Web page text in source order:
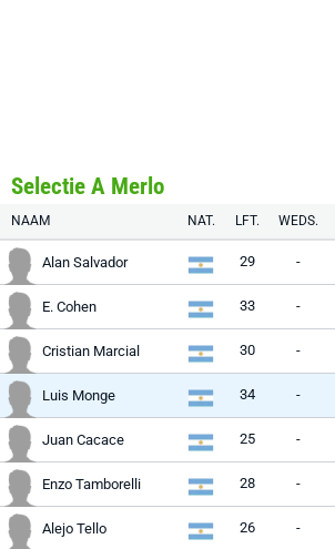
Selectie A Merlo
NAAM NAT. LFT. WEDS.
Alan Salvador 29 -
E. Cohen 33 -
Cristian Marcial 30 -
Luis Monge 34 -
Juan Cacace 25 -
Enzo Tamborelli 28 -
Alejo Tello 26 -